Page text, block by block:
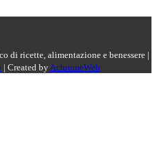
di ricette, alimentazione e benessere |
| Created byAchromeWeb